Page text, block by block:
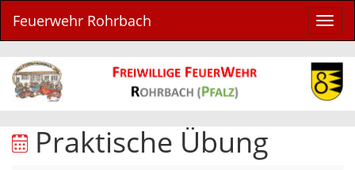
ein-/
Feuerwehr Rohrbach
Praktische Übung